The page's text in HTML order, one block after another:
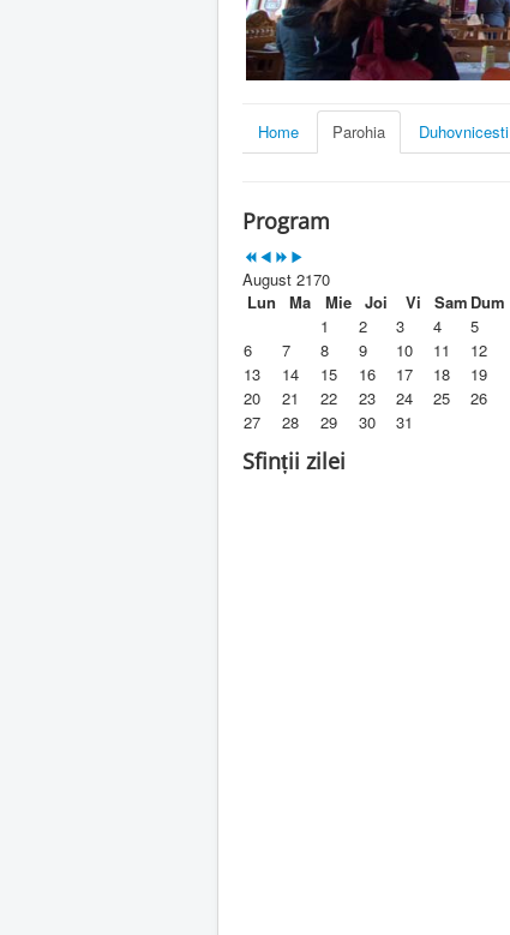
Home Parohia Duhovnicesti
Program
August 2170
Lun
Ma Mie Joi Vi Sam Dum
1
2 3 4
5
6
7 8 9 10 11
12
13
14 15 16 17 18
19
20
21 22 23 24 25
26
27
28 29 30 31
Sfinții zilei